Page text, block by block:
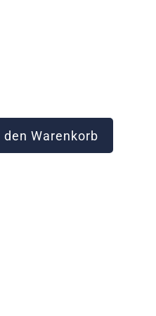
Warenkorb